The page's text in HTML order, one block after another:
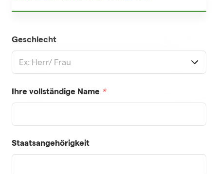
Geschlecht
Ex: Herr/ Frau
Ihre vollständige Name *
Staatsangehörigkeit